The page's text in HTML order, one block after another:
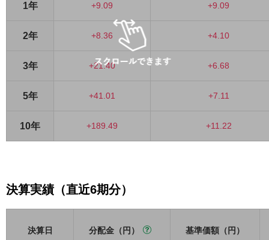
1年 +9.09 +9.09
2年 +8.36 +4.10
3年 +21.40 +6.68
5年 +41.01 +7.11
10年 +189.49 +11.22
決算実績（直近6期分）
決算日 分配金（円） 基準価額（円）